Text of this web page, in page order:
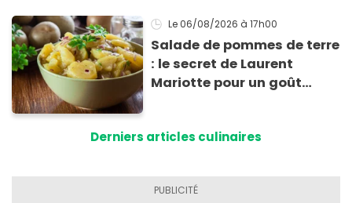
Le 06/08/2026 à 17h00
Salade de pommes de terre
: le secret de Laurent
Mariotte pour un goût
Derniers articles culinaires